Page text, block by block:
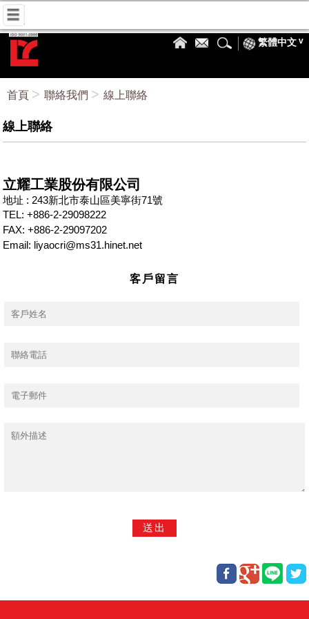
繁體中文
首頁 聯絡我們 線上聯絡
線上聯絡
立耀工業股份有限公司
地址 : 243新北市泰山區美寧街71號
TEL: +886-2-29098222
FAX: +886-2-29097202
Email: liyaocri@ms31.hinet.net
客戶留言